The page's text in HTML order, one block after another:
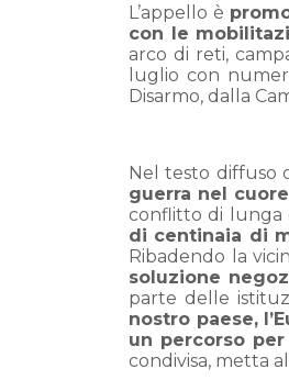
L’appello è
con le
arco di reti,
luglio con
Disarmo, dalla
Nel testo diffuso
guerra nel cuore
conflitto di lunga
di centinaia di
Ribadendo la
soluzione
parte delle
nostro paese,
un percorso
condivisa, metta